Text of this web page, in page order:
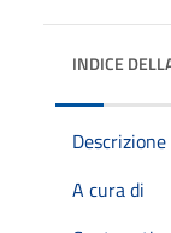
INDICE
Descrizione
A cura di